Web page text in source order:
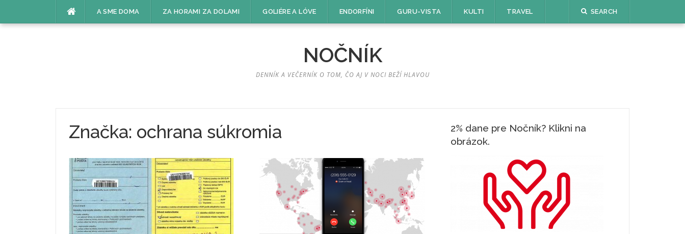
A SME DOMA ZA HORAMI ZA DOLAMI GOLIÉRE A LÓVE ENDORFÍNI GURU-VISTA KULTI TRAVEL SEARCH
NOČNÍK
DENNÍK A VEČERNÍK O TOM, ČO AJ V NOCI BEŽÍ HLAVOU
Značka: ochrana súkromia
2% dane pre Nočník? Klikni na
obrázok.